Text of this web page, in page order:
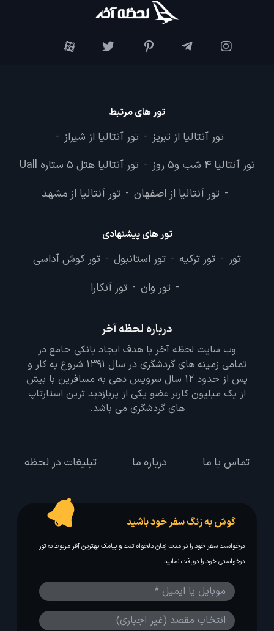
تور های مرتبط
تور آنتالیا از تبریز - تور آنتالیا از شیراز -
تور آنتالیا 4 شب و5 روز - تور آنتالیا هتل 5 ستاره Uall
- تور آنتالیا از اصفهان - تور آنتالیا از مشهد
تور های پیشنهادی
تور - تور ترکیه - تور استانبول - تور کوش آداسی
- تور وان - تور آنکارا
درباره لحظه آخر
وب سایت لحظه آخر با هدف ایجاد بانکی جامع در
تمامی زمینه های گردشگری در سال 1391 شروع به کار و
پس از حدود 12 سال سرویس دهی به مسافرین با بیش
از یک میلیون کاربر عضو یکی از پربازدید ترین استارتاپ
های گردشگری می باشد.
تماس با ما درباره ما تبلیغات در لحظه
گوش به زنگ سفر خود باشید
درخواست سفر خود را در مدت زمان دلخواه ثبت و پیامک بهترین آفر مربوط به تور
درخواستی خود را دریافت نمایید